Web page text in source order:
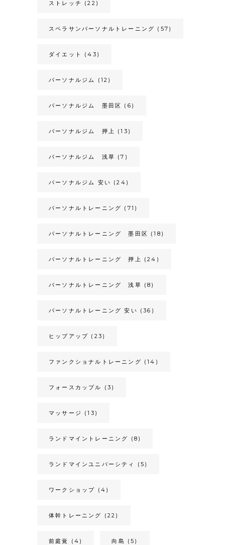
ストレッチ (22)
スペラサンパーソナルトレーニング (57)
ダイエット (43)
パーソナルジム (12)
パーソナルジム 墨田区 (6)
パーソナルジム 押上 (13)
パーソナルジム 浅草 (7)
パーソナルジム 安い (24)
パーソナルトレーニング (71)
パーソナルトレーニング 墨田区 (18)
パーソナルトレーニング 押上 (24)
パーソナルトレーニング 浅草 (8)
パーソナルトレーニング 安い (36)
ヒップアップ (23)
ファンクショナルトレーニング (14)
フォースカップル (3)
マッサージ (13)
ランドマイントレーニング (8)
ランドマインユニバーシティ (5)
ワークショップ (4)
体幹トレーニング (22)
前庭覚 (4) 向島 (5)